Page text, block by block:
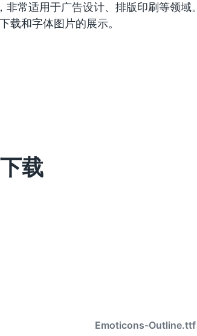
常适用于广告设计、排版印刷等领域。
和字体图片的展示。
载
Emoticons-Outline.ttf